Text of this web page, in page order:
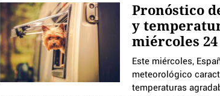
Pronóstico
y
miércoles
Este miércoles,
meteorológico
temperaturas